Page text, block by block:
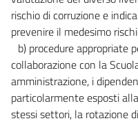
rischio di corruzione e
prevenire il medesimo
b) procedure appropriate
collaborazione con la
amministrazione, i
particolarmente esposti
stessi settori, la rotazione